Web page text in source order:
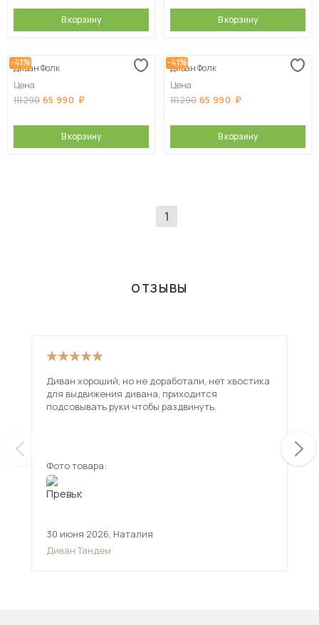
В корзину В корзину
-41%
Диван Фолк
Цена
111 290 65 990
В корзину
-41%
Диван Фолк
Цена
111 290 65 990
В корзину
1
ОТЗЫВЫ
Диван хороший, но не доработали, нет хвостика
для выдвижения дивана, приходится
подсовывать руки чтобы раздвинуть.
Фото товара:
30 июня 2026, Наталия
Диван Тандем